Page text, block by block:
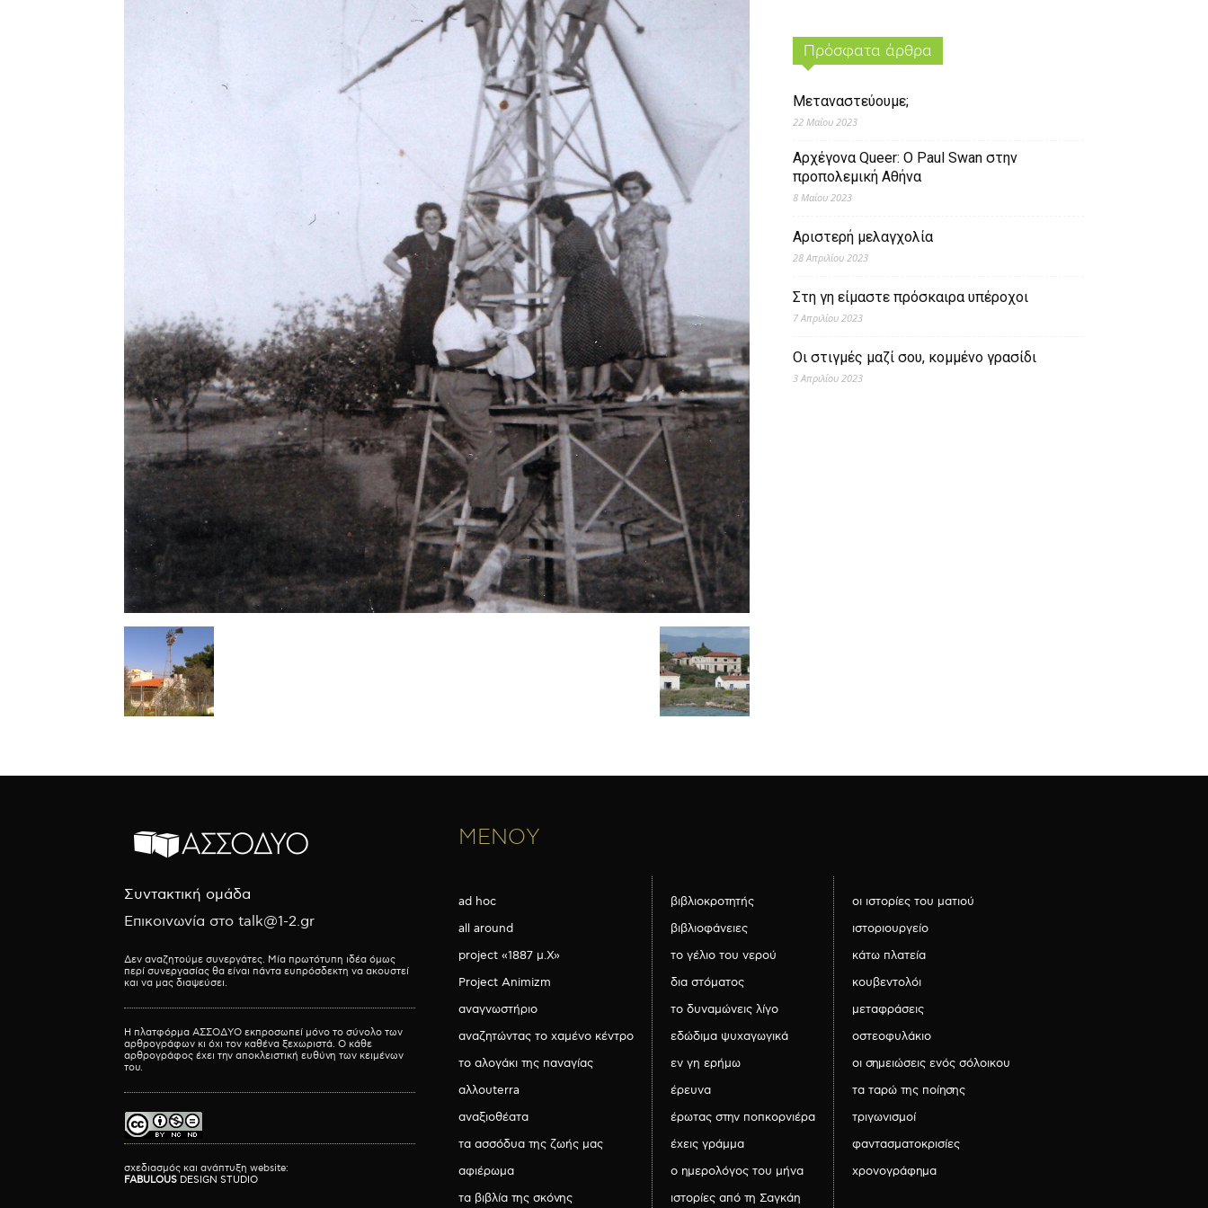
Πρόσφατα άρθρα
Μεταναστεύουμε;
22 Μαΐου 2023
Αρχέγονα Queer: O Paul Swan στην
προπολεμική Αθήνα
8 Μαΐου 2023
Αριστερή μελαγχολία
28 Απριλίου 2023
Στη γη είμαστε πρόσκαιρα υπέροχοι
7 Απριλίου 2023
Οι στιγμές μαζί σου, κομμένο γρασίδι
3 Απριλίου 2023
Συντακτική ομάδα
Επικοινωνία στο talk@1-2.gr
Δεν αναζητούμε συνεργάτες. Μία πρωτότυπη ιδέα όμως
περί συνεργασίας θα είναι πάντα ευπρόσδεκτη να ακουστεί
και να μας διαψεύσει.
Η πλατφόρμα ΑΣΣΟΔΥΟ εκπροσωπεί μόνο το σύνολο των
αρθρογράφων κι όχι τον καθένα ξεχωριστά. Ο κάθε
αρθρογράφος έχει την αποκλειστική ευθύνη των κειμένων
του.
σχεδιασμός και ανάπτυξη website:
FABULOUS DESIGN STUDIO
ΜΕΝΟΥ
ad hoc
all around
project «1887 μ.Χ»
Project Animizm
αναγνωστήριο
αναζητώντας το χαμένο κέντρο
το αλογάκι της παναγίας
αλλουterra
αναξιοθέατα
τα ασσόδυα της ζωής μας
αφιέρωμα
τα βιβλία της σκόνης
βιβλιοκροτητής
βιβλιοφάνειες
το γέλιο του νερού
δια στόματος
το δυναμώνεις λίγο
εδώδιμα ψυχαγωγικά
εν γη ερήμω
έρευνα
έρωτας στην ποπκορνιέρα
έχεις γράμμα
ο ημερολόγος του μήνα
ιστορίες από τη Σαγκάη
οι ιστορίες του ματιού
ιστοριουργείο
κάτω πλατεία
κουβεντολόι
μεταφράσεις
οστεοφυλάκιο
οι σημειώσεις ενός σόλοικου
τα ταρώ της ποίησης
τριγωνισμοί
φαντασματοκρισίες
χρονογράφημα